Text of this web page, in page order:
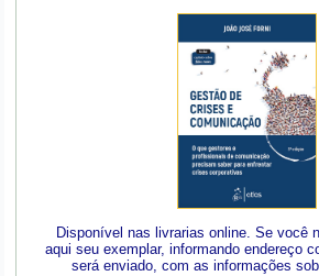
Disponível nas livrarias online. Se você
aqui seu exemplar, informando endereço
será enviado, com as informações